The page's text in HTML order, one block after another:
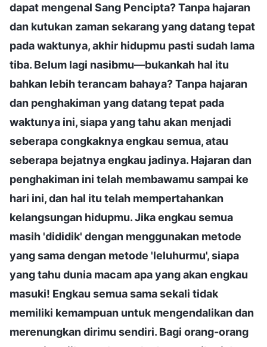
dapat mengenal Sang Pencipta? Tanpa hajaran
dan kutukan zaman sekarang yang datang tepat
pada waktunya, akhir hidupmu pasti sudah lama
tiba. Belum lagi nasibmu—bukankah hal itu
bahkan lebih terancam bahaya? Tanpa hajaran
dan penghakiman yang datang tepat pada
waktunya ini, siapa yang tahu akan menjadi
seberapa congkaknya engkau semua, atau
seberapa bejatnya engkau jadinya. Hajaran dan
penghakiman ini telah membawamu sampai ke
hari ini, dan hal itu telah mempertahankan
kelangsungan hidupmu. Jika engkau semua
masih 'dididik' dengan menggunakan metode
yang sama dengan metode 'leluhurmu', siapa
yang tahu dunia macam apa yang akan engkau
masuki! Engkau semua sama sekali tidak
memiliki kemampuan untuk mengendalikan dan
merenungkan dirimu sendiri. Bagi orang-orang